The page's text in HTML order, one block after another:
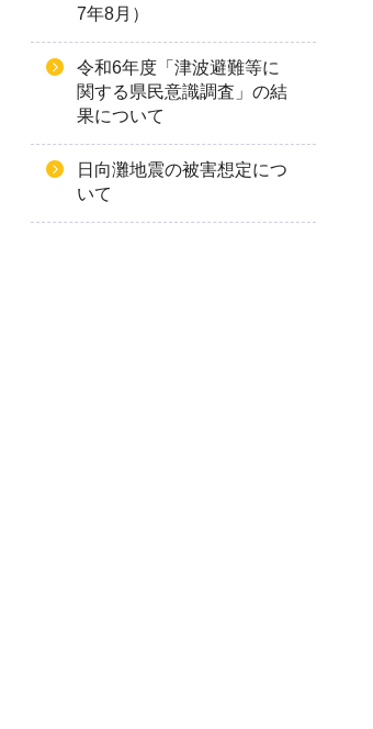
7年8月）
令和6年度「津波避難等に
関する県民意識調査」の結
果について
日向灘地震の被害想定につ
いて